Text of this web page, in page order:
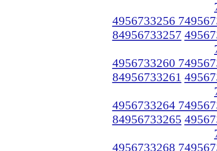
4956733256
84956733257
4956733260
84956733261
4956733264
84956733265
4956733268